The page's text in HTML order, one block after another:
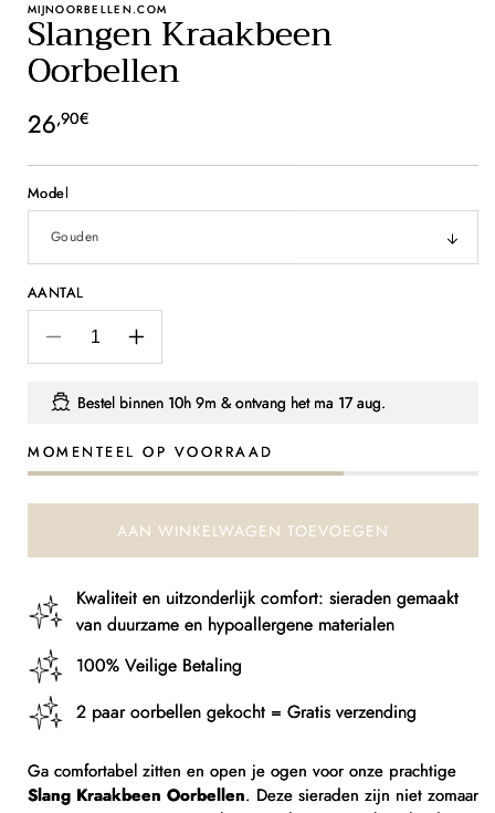
MIJNOORBELLEN.COM
Slangen Kraakbeen
Oorbellen
Normale
prijs
26,90€
Model
AANTAL
Aantal
verlagen
voor
Slangen
Oorbellen
Aantal
verhogen
voor
Slangen
Oorbellen
Bestel binnen 10h 9m & ontvang het ma 17 aug.
MOMENTEEL OP VOORRAAD
AAN WINKELWAGEN TOEVOEGEN
Kwaliteit en uitzonderlijk comfort: sieraden gemaakt
van duurzame en hypoallergene materialen
100% Veilige Betaling
2 paar oorbellen gekocht = Gratis verzending
Ga comfortabel zitten en open je ogen voor onze prachtige
Slang Kraakbeen Oorbellen. Deze sieraden zijn niet zomaar